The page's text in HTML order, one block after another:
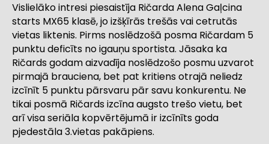
Vislielāko intresi piesaistīja Ričarda Alena Gaļcina
starts MX65 klasē, jo izšķīrās trešās vai cetrutās
vietas liktenis. Pirms noslēdzošā posma Ričardam 5
punktu deficīts no igauņu sportista. Jāsaka ka
Ričards godam aizvadīja noslēdzošo posmu uzvarot
pirmajā brauciena, bet pat kritiens otrajā neliedz
izcīnīt 5 punktu pārsvaru pār savu konkurentu. Ne
tikai posmā Ričards izcīna augsto trešo vietu, bet
arī visa seriāla kopvērtējumā ir izcīnīts goda
pjedestāla 3.vietas pakāpiens.